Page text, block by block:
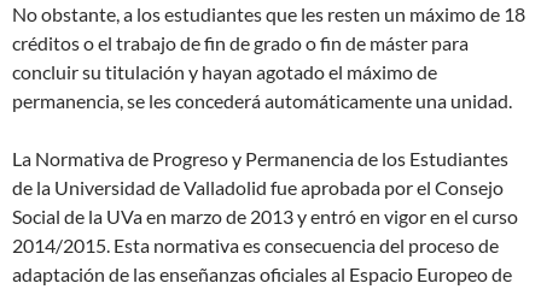
No obstante, a los estudiantes que les resten un máximo de 18
créditos o el trabajo de fin de grado o fin de máster para
concluir su titulación y hayan agotado el máximo de
permanencia, se les concederá automáticamente una unidad.
La Normativa de Progreso y Permanencia de los Estudiantes
de la Universidad de Valladolid fue aprobada por el Consejo
Social de la UVa en marzo de 2013 y entró en vigor en el curso
2014/2015. Esta normativa es consecuencia del proceso de
adaptación de las enseñanzas oficiales al Espacio Europeo de